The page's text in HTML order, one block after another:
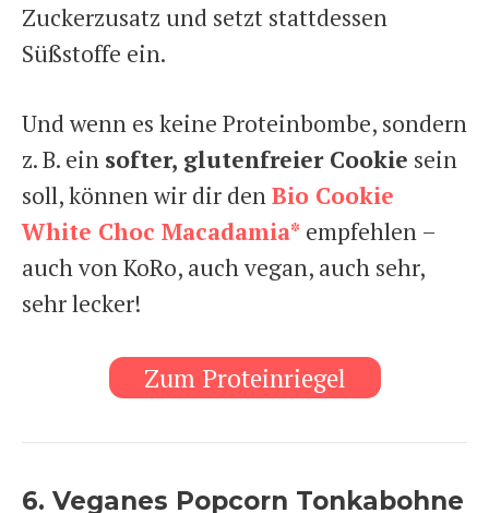
Zuckerzusatz und setzt stattdessen
Süßstoffe ein.
Und wenn es keine Proteinbombe, sondern
z. B. ein softer, glutenfreier Cookie sein
soll, können wir dir denBio Cookie
White Choc Macadamia* empfehlen –
auch von KoRo, auch vegan, auch sehr,
sehr lecker!
Zum Proteinriegel
6. Veganes Popcorn Tonkabohne